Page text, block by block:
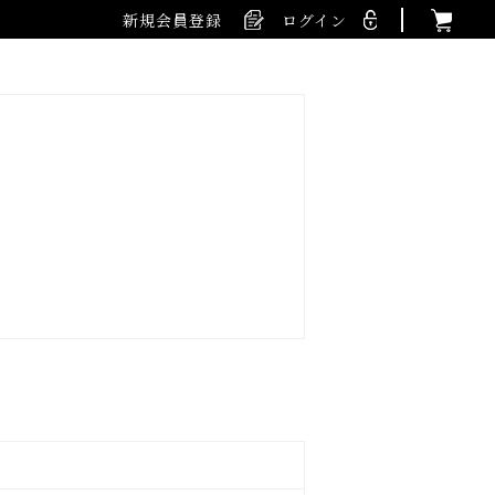
ログイン
新規会員登録